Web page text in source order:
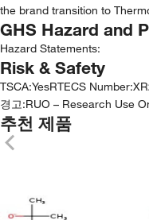
the brand transition to
GHS Hazard and
Hazard Statements:
Risk & Safety
TSCA:YesRTECS Number:
경고:RUO – Research Use
추천 제품